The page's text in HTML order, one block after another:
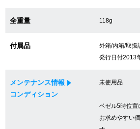
修理・メンテナンスを
修理・メンテンナンスについて
全重量 118g
付属品
外箱/内箱/取扱
発行日付2013
メンテナンス情報
コンディション
未使用品
ベゼル5時位置
お求めやすい